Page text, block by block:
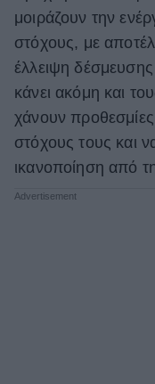
Market News
μοιράζουν την
στόχους, με
έλλειψη
κάνει ακόμη και
χάνουν
στόχους τους και
ικανοποίηση από